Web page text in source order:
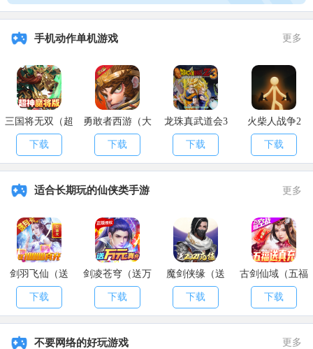
火影忍者手游许愿宝库2021上架时间表分享-游戏介绍
《火影忍者手游》是一款火影忍者IP的正版横版格斗冒险类手
旅，同时除去精彩的剧情外你还可以和各路高手切磋格斗技巧成为最
强的火之忍者。
以上就是小编给大家带来的 火影忍者手游许愿宝库2021上架时间
表讲解，更多火影忍者攻略请关注 APK8安卓网!
手机动作单机游戏 更多
三国将无双（超
神魔将版）
下载
勇敢者西游（大
乱斗）
下载
龙珠真武道会3
下载
火柴人战争2
下载
适合长期玩的仙侠类手游 更多
剑羽飞仙（送
10000真充）
下载
剑凌苍穹（送万
元真充）
下载
魔剑侠缘（送
2021充值）
下载
古剑仙域（五福
送真充）
下载
不要网络的好玩游戏 更多